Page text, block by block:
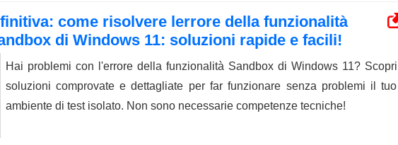
come risolvere lerrore della funzionalità
di Windows 11: soluzioni rapide e facili!
Hai problemi con l'errore della funzionalità Sandbox di Windows 11? Scopri
soluzioni comprovate e dettagliate per far funzionare senza problemi il tuo
ambiente di test isolato. Non sono necessarie competenze tecniche!